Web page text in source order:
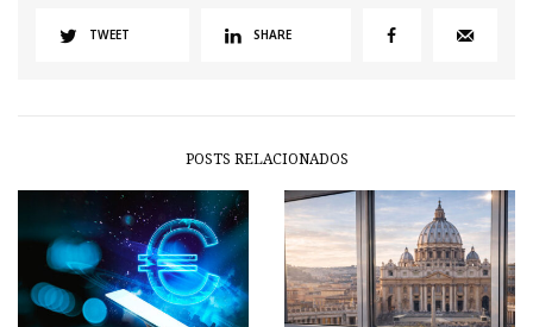
TWEET SHARE
POSTS RELACIONADOS